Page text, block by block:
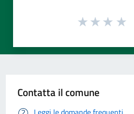
Contatta il comune